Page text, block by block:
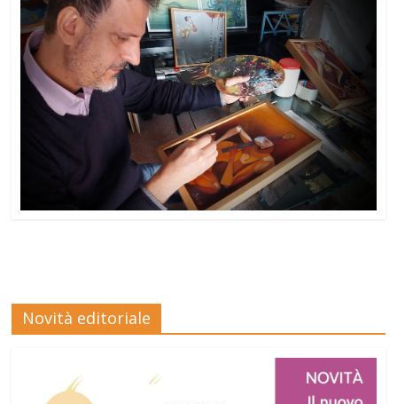
Novità editoriale